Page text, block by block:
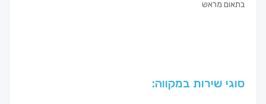
בתאום מראש
סוגי שירות במקווה: